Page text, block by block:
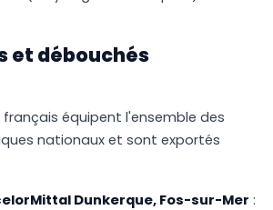
et débouchés
français équipent l'ensemble des
nationaux et sont exportés
Dunkerque, Fos-sur-Mer :